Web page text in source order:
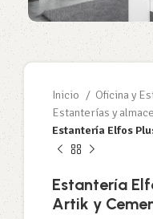
Inicio
Oficina y
Estanterías y
Estantería Elfos
Estantería
Artik y